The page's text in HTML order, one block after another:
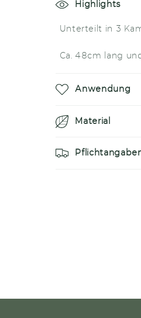
i
k
l
a
p
b
h
Highlights
Unterteilt in 3
Ca. 48cm lang
Anwendung
Material